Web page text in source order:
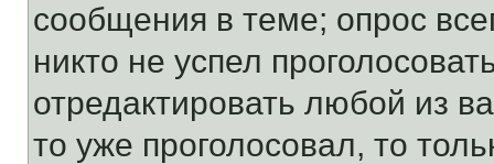
сообщения в теме; опрос
никто не успел
отредактировать любой из
то уже проголосовал, то